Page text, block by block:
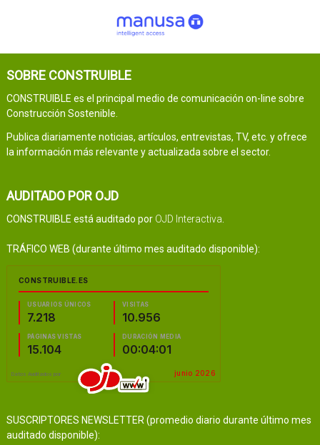
SOBRE CONSTRUIBLE
CONSTRUIBLE es el principal medio de comunicación on-line sobre
Construcción Sostenible.
Publica diariamente noticias, artículos, entrevistas, TV, etc. y ofrece
la información más relevante y actualizada sobre el sector.
AUDITADO POR OJD
CONSTRUIBLE está auditado por OJD Interactiva
TRÁFICO WEB (durante último mes auditado disponible):
SUSCRIPTORES NEWSLETTER (promedio diario durante último mes
auditado disponible):